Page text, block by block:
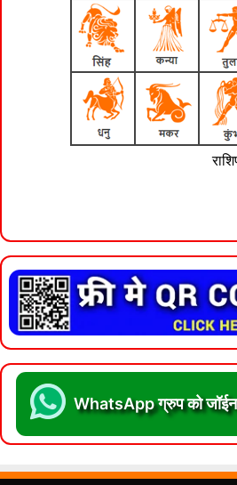
WhatsApp ग्रुप को